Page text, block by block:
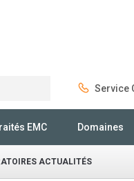
Service
EMC Domaines
ACTUALITÉS